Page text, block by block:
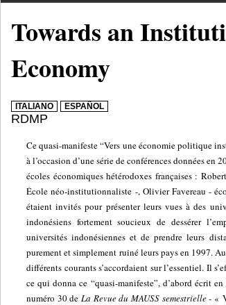
Towards an
Economy
ITALIANO ESPAÑOL
RDMP
Ce quasi-manifeste “Vers une économie politique
à l’occasion d’une série de conférences données en
écoles économiques hétérodoxes françaises :
École néo-institutionnaliste -, Olivier Favereau -
étaient invités pour présenter leurs vues à des
indonésiens fortement soucieux de dessérer
universités indonésiennes et de prendre leurs
purement et simplement ruiné leurs pays en 1997.
différents courants s’accordaient sur l’essentiel. Il
ce qui donna ce “quasi-manifeste”, d’abord écrit
numéro 30 de La Revue du MAUSS semestrielle- «